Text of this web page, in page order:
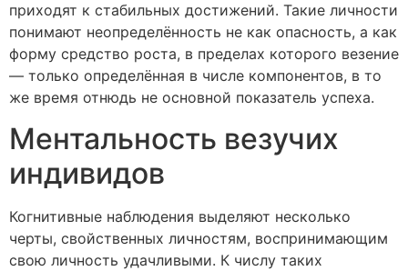
приходят к стабильных достижений. Такие личности
понимают неопределённость не как опасность, а как
форму средство роста, в пределах которого везение
— только определённая в числе компонентов, в то
же время отнюдь не основной показатель успеха.
Ментальность везучих
индивидов
Когнитивные наблюдения выделяют несколько
черты, свойственных личностям, воспринимающим
свою личность удачливыми. К числу таких